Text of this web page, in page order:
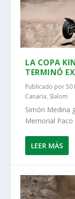
LA COPA
TERMINÓ
Publicado por50
Canaria, Slalom
Simón Medina
Memorial
LEER MÁS